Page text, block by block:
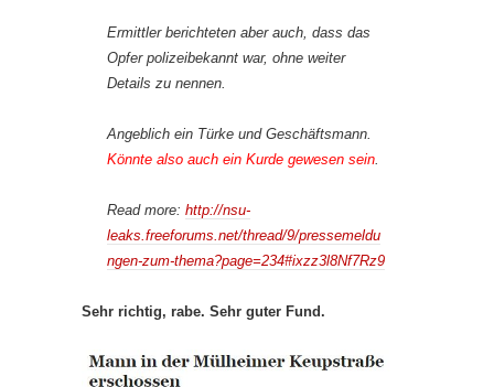
Ermittler berichteten aber auch, dass das
Opfer polizeibekannt war, ohne weiter
Details zu nennen.
Angeblich ein Türke und Geschäftsmann.
Könnte also auch ein Kurde gewesen sein
Read more: http://nsu-
leaks.freeforums.net/thread/9/pressemeldu
ngen-zum-thema?page=234#ixzz3l8Nf7Rz9
Sehr richtig, rabe. Sehr guter Fund.